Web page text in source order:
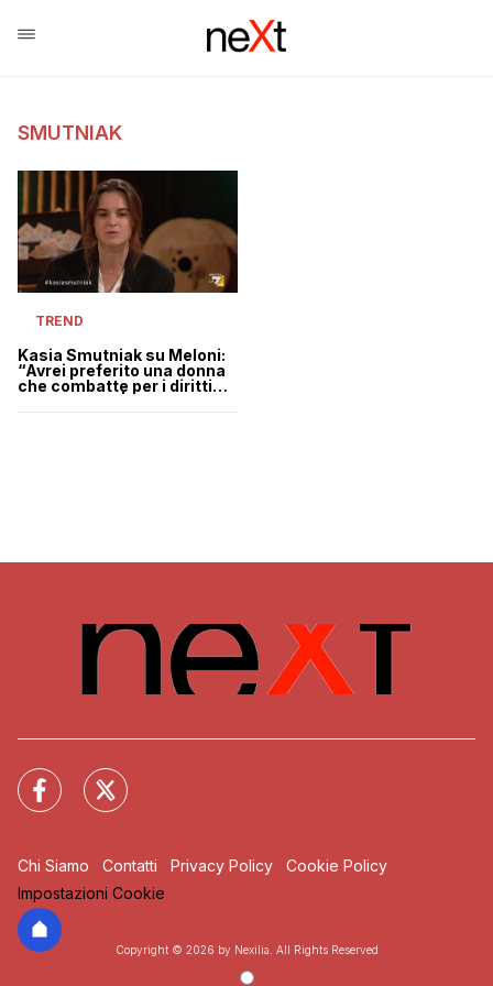
SMUTNIAK
TREND
Kasia Smutniak su Meloni:
“Avrei preferito una donna
che combatte per i diritti
Chi Siamo Contatti Privacy Policy
Cookie Policy
Impostazioni Cookie
Copyright © 2026 by Nexilia. All Rights Reserved